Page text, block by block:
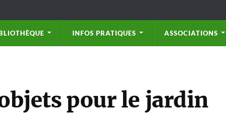
INFOS PRATIQUES ASSOCIATIONS
pour le jardin